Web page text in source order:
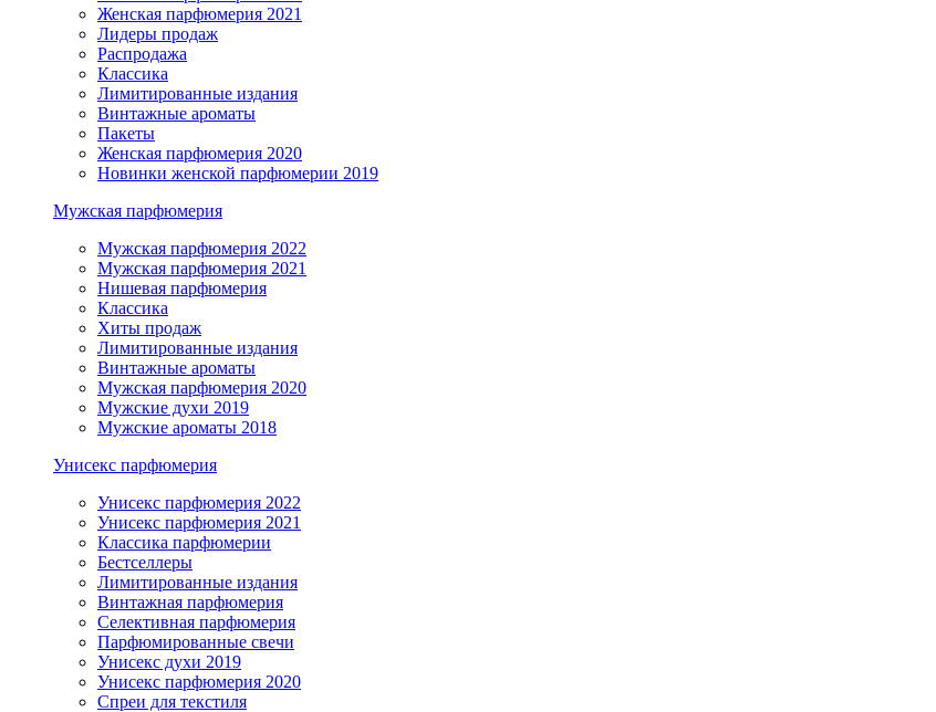
Женская парфюмерия 2021
Лидеры продаж
Распродажа
Классика
Лимитированные издания
Винтажные ароматы
Пакеты
Женская парфюмерия 2020
Новинки женской парфюмерии 2019
Мужская парфюмерия
Мужская парфюмерия 2022
Мужская парфюмерия 2021
Нишевая парфюмерия
Классика
Хиты продаж
Лимитированные издания
Винтажные ароматы
Мужская парфюмерия 2020
Мужские духи 2019
Мужские ароматы 2018
Унисекс парфюмерия
Унисекс парфюмерия 2022
Унисекс парфюмерия 2021
Классика парфюмерии
Бестселлеры
Лимитированные издания
Винтажная парфюмерия
Селективная парфюмерия
Парфюмированные свечи
Унисекс духи 2019
Унисекс парфюмерия 2020
Спреи для текстиля